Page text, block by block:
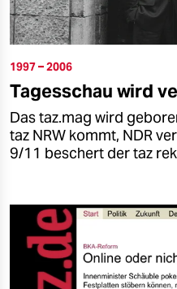
1997 – 2006
Tagesschau wird
Das taz.mag wird
taz NRW kommt, NDR
9/11 beschert der taz